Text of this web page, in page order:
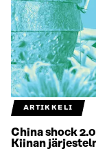
ARTIKKELI
China shock
Kiinan